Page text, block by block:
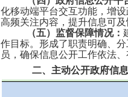
化移动端平台交互功能，增
高频关注内容，提升信息可
（五）监督保障情况：
作目标。形成了职责明确、
员，确保信息公开工作依法
二、主动公开政府信